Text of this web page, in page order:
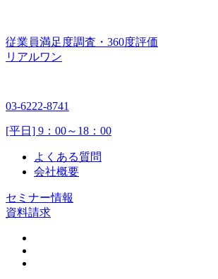
従業員満足度調査・360度評価
リアルワン
03-6222-8741
[平日] 9：00～18：00
よくある質問
会社概要
セミナー情報
資料請求